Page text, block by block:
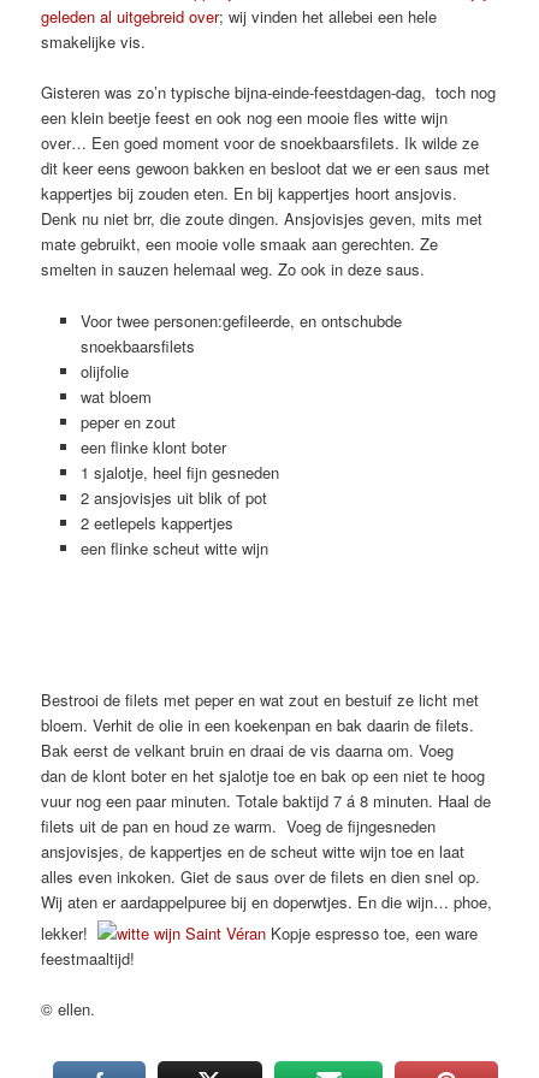
geleden al uitgebreid over; wij vinden het allebei een hele
smakelijke vis.
Gisteren was zo’n typische bijna-einde-feestdagen-dag, toch nog
een klein beetje feest en ook nog een mooie fles witte wijn
over… Een goed moment voor de snoekbaarsfilets. Ik wilde ze
dit keer eens gewoon bakken en besloot dat we er een saus met
kappertjes bij zouden eten. En bij kappertjes hoort ansjovis.
Denk nu niet brr, die zoute dingen. Ansjovisjes geven, mits met
mate gebruikt, een mooie volle smaak aan gerechten. Ze
smelten in sauzen helemaal weg. Zo ook in deze saus.
Voor twee personen:gefileerde, en ontschubde
snoekbaarsfilets
olijfolie
wat bloem
peper en zout
een flinke klont boter
1 sjalotje, heel fijn gesneden
2 ansjovisjes uit blik of pot
2 eetlepels kappertjes
een flinke scheut witte wijn
Bestrooi de filets met peper en wat zout en bestuif ze licht met
bloem. Verhit de olie in een koekenpan en bak daarin de filets.
Bak eerst de velkant bruin en draai de vis daarna om. Voeg
dan de klont boter en het sjalotje toe en bak op een niet te hoog
vuur nog een paar minuten. Totale baktijd 7 á 8 minuten. Haal de
filets uit de pan en houd ze warm. Voeg de fijngesneden
ansjovisjes, de kappertjes en de scheut witte wijn toe en laat
alles even inkoken. Giet de saus over de filets en dien snel op.
Wij aten er aardappelpuree bij en doperwtjes. En die wijn… phoe,
lekker!
Kopje espresso toe, een ware
feestmaaltijd!
© ellen.